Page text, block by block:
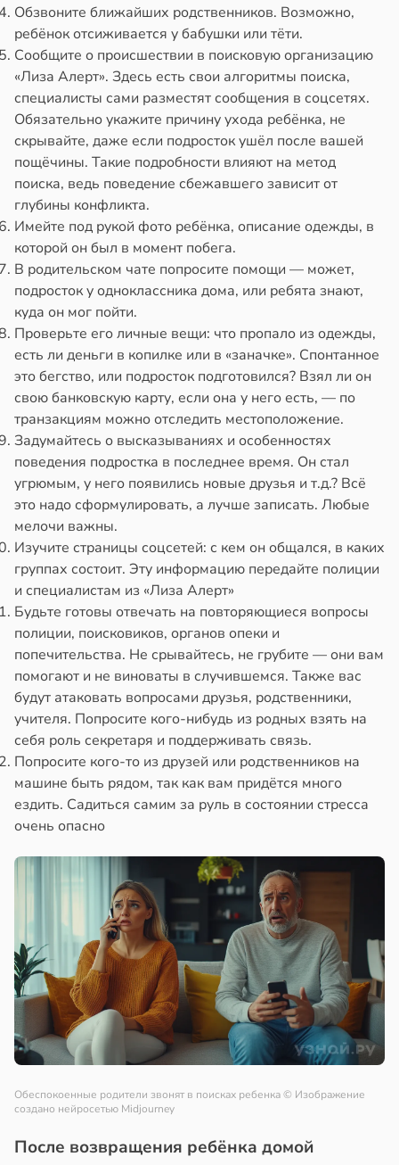
Обзвоните ближайших родственников. Возможно,
ребёнок отсиживается у бабушки или тёти.
Сообщите о происшествии в поисковую организацию
«Лиза Алерт». Здесь есть свои алгоритмы поиска,
специалисты сами разместят сообщения в соцсетях.
Обязательно укажите причину ухода ребёнка, не
скрывайте, даже если подросток ушёл после вашей
пощёчины. Такие подробности влияют на метод
поиска, ведь поведение сбежавшего зависит от
глубины конфликта.
Имейте под рукой фото ребёнка, описание одежды, в
которой он был в момент побега.
В родительском чате попросите помощи — может,
подросток у одноклассника дома, или ребята знают,
куда он мог пойти.
Проверьте его личные вещи: что пропало из одежды,
есть ли деньги в копилке или в «заначке». Спонтанное
это бегство, или подросток подготовился? Взял ли он
свою банковскую карту, если она у него есть, — по
транзакциям можно отследить местоположение.
Задумайтесь о высказываниях и особенностях
поведения подростка в последнее время. Он стал
угрюмым, у него появились новые друзья и т.д.? Всё
это надо сформулировать, а лучше записать. Любые
мелочи важны.
Изучите страницы соцсетей: с кем он общался, в каких
группах состоит. Эту информацию передайте полиции
и специалистам из «Лиза Алерт»
Будьте готовы отвечать на повторяющиеся вопросы
полиции, поисковиков, органов опеки и
попечительства. Не срывайтесь, не грубите — они вам
помогают и не виноваты в случившемся. Также вас
будут атаковать вопросами друзья, родственники,
учителя. Попросите кого-нибудь из родных взять на
себя роль секретаря и поддерживать связь.
Попросите кого-то из друзей или родственников на
машине быть рядом, так как вам придётся много
ездить. Садиться самим за руль в состоянии стресса
очень опасно
Обеспокоенные родители звонят в поисках ребенка© Изображение
создано нейросетью Midjourney
После возвращения ребёнка домой